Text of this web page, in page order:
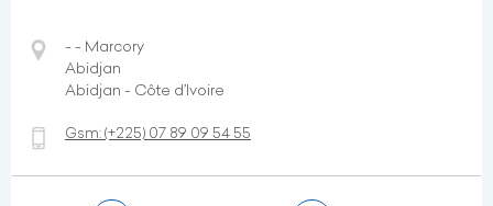
- - Marcory
Abidjan
Abidjan - Côte d’Ivoire
Gsm:(+225) 07 89 09 54 55